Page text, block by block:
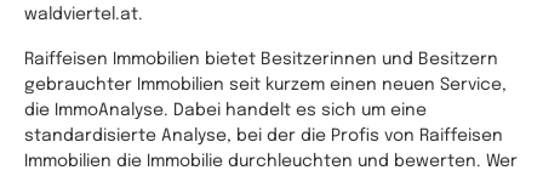
waldviertel.at.
Raiffeisen Immobilien bietet Besitzerinnen und Besitzern
gebrauchter Immobilien seit kurzem einen neuen Service,
die ImmoAnalyse. Dabei handelt es sich um eine
standardisierte Analyse, bei der die Profis von Raiffeisen
Immobilien die Immobilie durchleuchten und bewerten. Wer